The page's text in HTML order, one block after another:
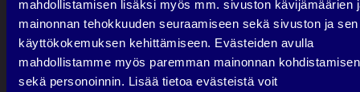
mahdollistamisen lisäksi myös mm. sivuston kävijämäärien
mainonnan tehokkuuden seuraamiseen sekä sivuston ja sen
käyttökokemuksen kehittämiseen. Evästeiden avulla
mahdollistamme myös paremman mainonnan kohdistamisen
sekä personoinnin. Lisää tietoa evästeistä voit
toivottuja tuloksia
Haluat asiantuntijan näkemyksen ennen
isompia päätöksiä